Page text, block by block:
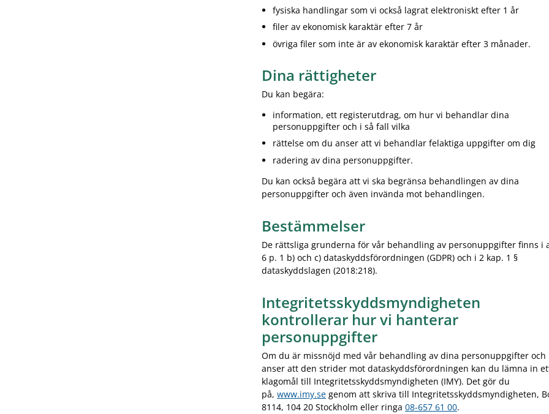
fysiska handlingar som vi också lagrat elektroniskt efter 1 år
filer av ekonomisk karaktär efter 7 år
övriga filer som inte är av ekonomisk karaktär efter 3 månader.
Dina rättigheter
Du kan begära:
information, ett registerutdrag, om hur vi behandlar dina
personuppgifter och i så fall vilka
rättelse om du anser att vi behandlar felaktiga uppgifter om dig
radering av dina personuppgifter.
Du kan också begära att vi ska begränsa behandlingen av dina
personuppgifter och även invända mot behandlingen.
Bestämmelser
De rättsliga grunderna för vår behandling av personuppgifter finns i
6 p. 1 b) och c) dataskyddsförordningen (GDPR) och i 2 kap. 1 §
dataskyddslagen (2018:218).
Integritetsskyddsmyndigheten
kontrollerar hur vi hanterar
personuppgifter
Om du är missnöjd med vår behandling av dina personuppgifter och
anser att den strider mot dataskyddsförordningen kan du lämna in
klagomål till Integritetsskyddsmyndigheten (IMY). Det gör du
på, www.imy.se genom att skriva till Integritetsskyddsmyndigheten,
8114, 104 20 Stockholm eller ringa 08-657 61 00.